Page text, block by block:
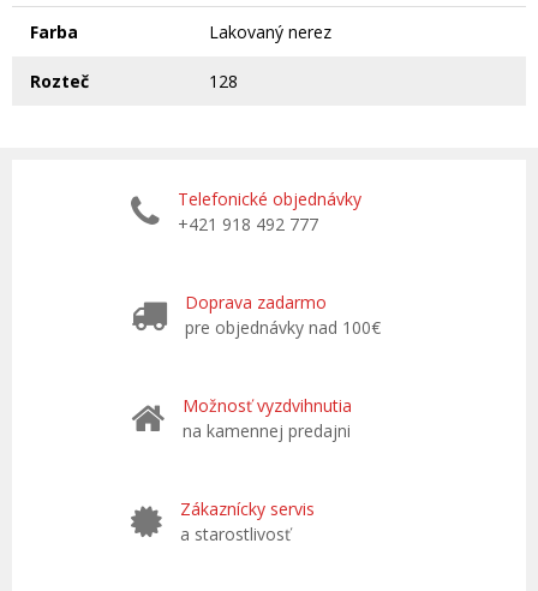
Farba Lakovaný nerez
Rozteč 128
Telefonické objednávky
+421 918 492 777
Doprava zadarmo
pre objednávky nad 100€
Možnosť vyzdvihnutia
na kamennej predajni
Zákaznícky servis
a starostlivosť